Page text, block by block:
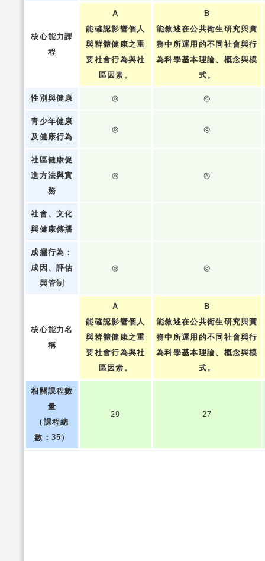
核心能力課
程
A
能確認影響個人
與群體健康之重
要社會行為與社
區因素。
B
能敘述在公共衛生研究與實
務中所運用的不同社會與行
為科學基本理論、概念與模
式。
性別與健康 ◎ ◎
青少年健康
及健康行為
◎ ◎
社區健康促
進方法與實
務
◎ ◎
社會、文化
與健康傳播
成癮行為：
成因、評估
與管制
◎ ◎
核心能力名
稱
A
能確認影響個人
與群體健康之重
要社會行為與社
區因素。
B
能敘述在公共衛生研究與實
務中所運用的不同社會與行
為科學基本理論、概念與模
式。
相關課程數
量
（課程總
數：35）
29 27